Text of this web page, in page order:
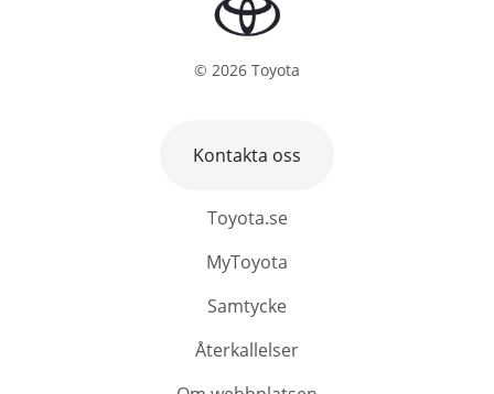
© 2026 Toyota
Toyota.se
MyToyota
Samtycke
Återkallelser
Kontakta oss